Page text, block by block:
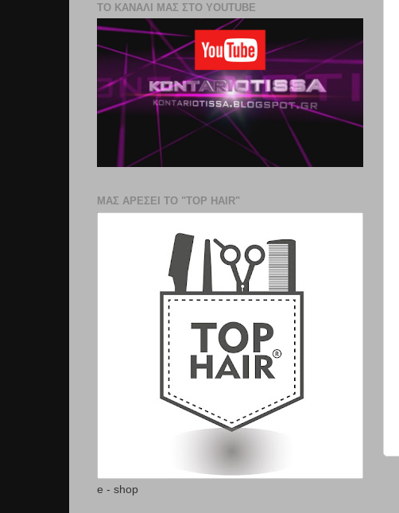
ΤΟ ΚΑΝΑΛΙ ΜΑΣ ΣΤΟ YOUTUBE
ΜΑΣ ΑΡΕΣΕΙ ΤΟ "TOP HAIR"
e - shop